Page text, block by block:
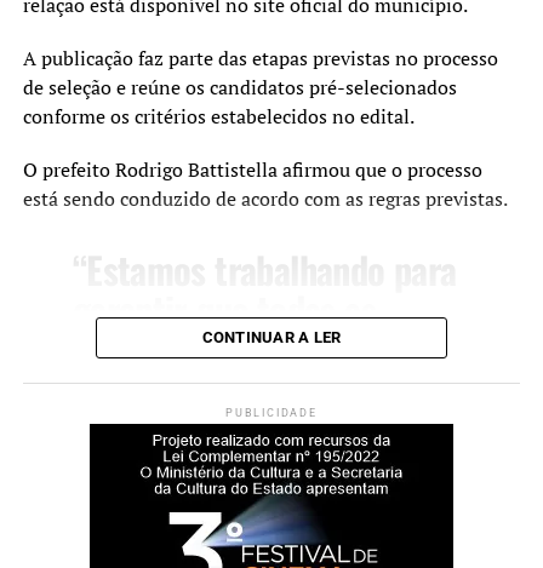
Santa Rita”, declarou.
A secretária municipal de Desenvolvimento Social,
Solange Lewandoski Laubine, destacou que a nova sede
trabalho das equipes responsáveis pelo acolhimento.
estrutura adequada e um
ambiente que transmita
cuidado e segurança. Este
novo espaço amplia nossa
capacidade de atendimento
e garante mais qualidade
relação está disponível no site oficial do município.
A publicação faz parte das etapas previstas no processo
de seleção e reúne os candidatos pré-selecionados
conforme os critérios estabelecidos no edital.
O prefeito Rodrigo Battistella afirmou que o processo
está sendo conduzido de acordo com as regras previstas.
garantir que todas as
etapas do programa sejam
realizadas com seriedade,
transparência e respeito
aos critérios definidos em
edital. Nosso compromisso
é assegurar um processo
CONTINUAR A LER
PUBLICIDADE